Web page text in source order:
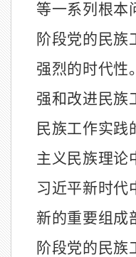
等一系列根本
阶段党的民族
强烈的时代性
强和改进民族
民族工作实践
主义民族理论
习近平新时代
新的重要组成
阶段党的民族